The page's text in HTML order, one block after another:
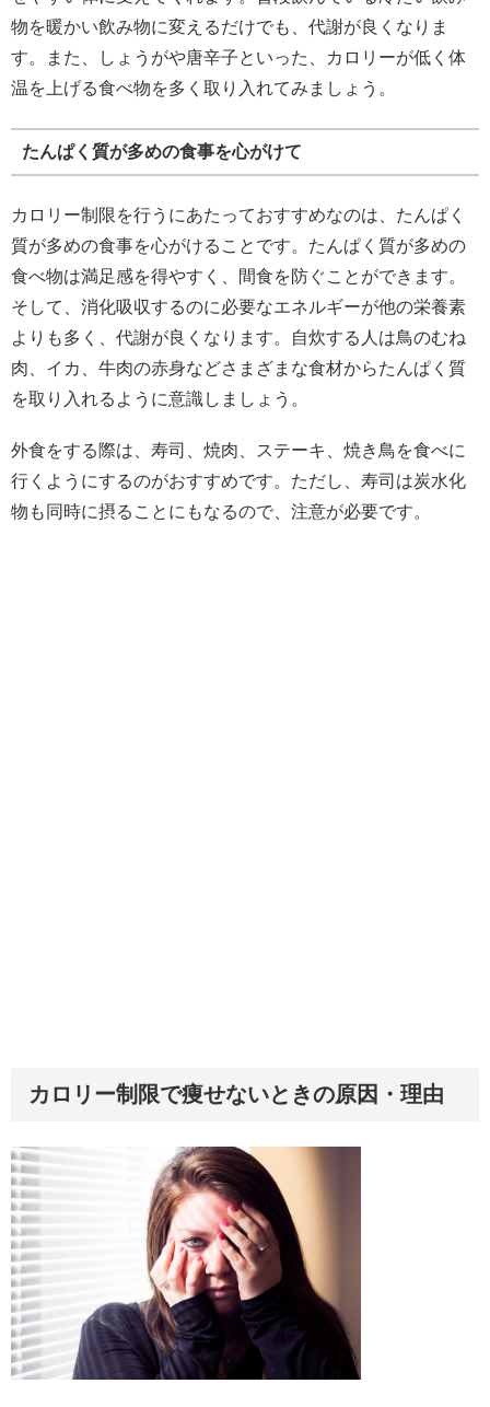
物を暖かい飲み物に変えるだけでも、代謝が良くなりま
す。また、しょうがや唐辛子といった、カロリーが低く体
温を上げる食べ物を多く取り入れてみましょう。
たんぱく質が多めの食事を心がけて
カロリー制限を行うにあたっておすすめなのは、たんぱく
質が多めの食事を心がけることです。たんぱく質が多めの
食べ物は満足感を得やすく、間食を防ぐことができます。
そして、消化吸収するのに必要なエネルギーが他の栄養素
よりも多く、代謝が良くなります。自炊する人は鳥のむね
肉、イカ、牛肉の赤身などさまざまな食材からたんぱく質
を取り入れるように意識しましょう。
外食をする際は、寿司、焼肉、ステーキ、焼き鳥を食べに
行くようにするのがおすすめです。ただし、寿司は炭水化
物も同時に摂ることにもなるので、注意が必要です。
カロリー制限で痩せないときの原因・理由